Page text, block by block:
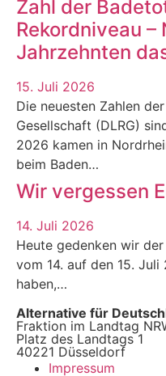
Zahl der
Rekordniveau
Jahrzehnten
15. Juli 2026
Die neuesten Zahlen
Gesellschaft (DLRG)
2026 kamen in
beim Baden…
Wir vergessen
14. Juli 2026
Heute gedenken wir
vom 14. auf den 15.
haben,…
Alternative für
Fraktion im Landtag
Platz des Landtags 1
40221 Düsseldorf
Impressum